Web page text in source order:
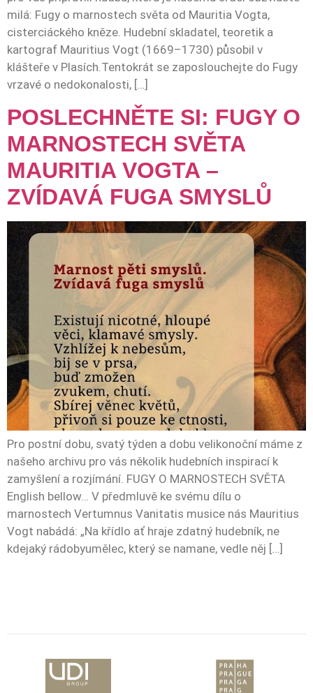
milá: Fugy o marnostech světa od Mauritia Vogta,
cisterciáckého kněze. Hudební skladatel, teoretik a
kartograf Mauritius Vogt (1669–1730) působil v
klášteře v Plasích.Tentokrát se zaposlouchejte do Fugy
vrzavé o nedokonalosti, […]
POSLECHNĚTE SI: FUGY O
MARNOSTECH SVĚTA
MAURITIA VOGTA –
ZVÍDAVÁ FUGA SMYSLŮ
Pro postní dobu, svatý týden a dobu velikonoční máme z
našeho archivu pro vás několik hudebních inspirací k
zamyšlení a rozjímání. FUGY O MARNOSTECH SVĚTA
English bellow… V předmluvě ke svému dílu o
marnostech Vertumnus Vanitatis musice nás Mauritius
Vogt nabádá: „Na křídlo ať hraje zdatný hudebník, ne
kdejaký rádobyumělec, který se namane, vedle něj […]